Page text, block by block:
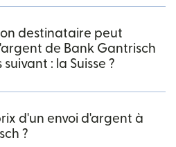
destinataire peut
de Bank Gantrisch
: la Suisse ?
d'un envoi d'argent à
?